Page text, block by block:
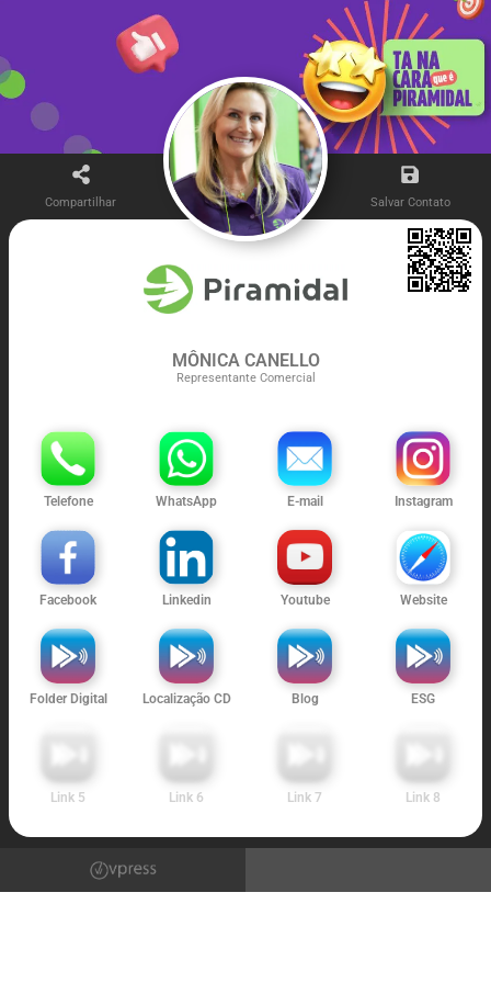
Compartilhar Salvar Contato
MÔNICA CANELLO
Representante Comercial
Telefone WhatsApp E-mail Instagram
Facebook Linkedin Youtube Website
Folder Digital Localização CD Blog ESG
Link 5 Link 6 Link 7 Link 8